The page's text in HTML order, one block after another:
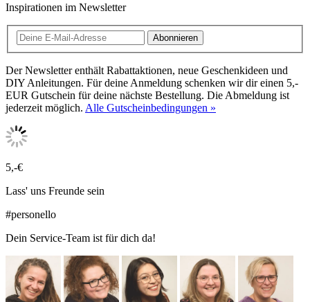
Inspirationen im Newsletter
Abonnieren
Der Newsletter enthält Rabattaktionen, neue Geschenkideen und
DIY Anleitungen. Für deine Anmeldung schenken wir dir einen 5,-
EUR Gutschein für deine nächste Bestellung. Die Abmeldung ist
jederzeit möglich. Alle Gutscheinbedingungen »
5,-€
Lass' uns Freunde sein
#personello
Dein Service-Team ist für dich da!